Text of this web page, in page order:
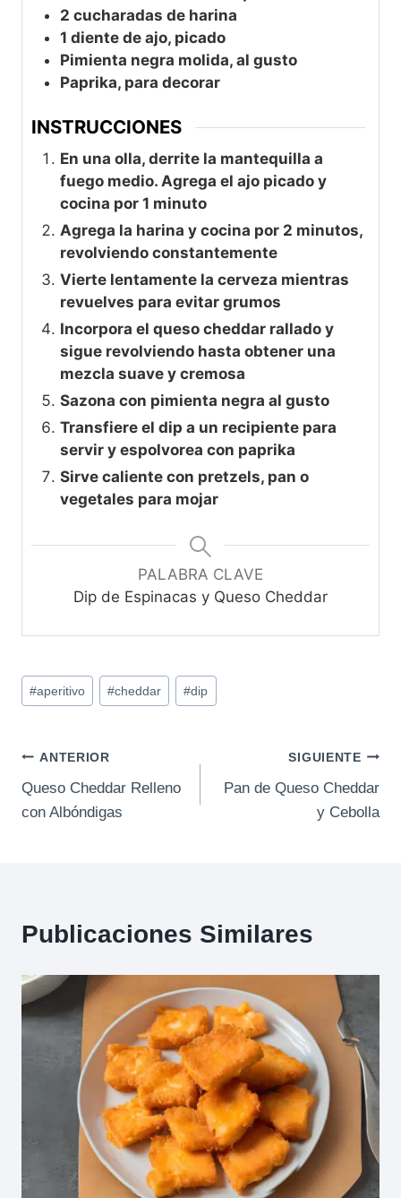
2 cucharadas de harina
1 diente de ajo, picado
Pimienta negra molida, al gusto
Paprika, para decorar
INSTRUCCIONES
En una olla, derrite la mantequilla a
fuego medio. Agrega el ajo picado y
cocina por 1 minuto
Agrega la harina y cocina por 2 minutos,
revolviendo constantemente
Vierte lentamente la cerveza mientras
revuelves para evitar grumos
Incorpora el queso cheddar rallado y
sigue revolviendo hasta obtener una
mezcla suave y cremosa
Sazona con pimienta negra al gusto
Transfiere el dip a un recipiente para
servir y espolvorea con paprika
Sirve caliente con pretzels, pan o
vegetales para mojar
PALABRA CLAVE
Dip de Espinacas y Queso Cheddar
Etiquetas
de
entrada:
#aperitivo #cheddar #dip
Navegación
de
ANTERIOR
Queso Cheddar Relleno
con Albóndigas
SIGUIENTE
Pan de Queso Cheddar
y Cebolla
Publicaciones Similares